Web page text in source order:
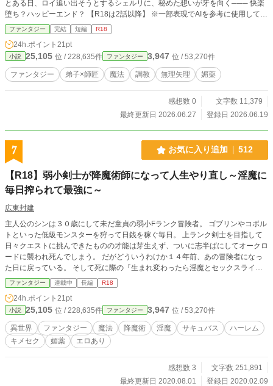
とある日、ロイ追い出そうとするシェルリに、秘めた想いが牙を向く─── 快楽
堕ち？ハッピーエンド？ 【R18は2話以降】 ※一部表現でAIを参考に使用してい
ます。キャラ設定・プロット・文章調整は全て作者が行っています。
ファンタジー 完結 短編 R18
24h.ポイント 21pt
小説 25,105 位 / 228,635件 ファンタジー 3,947 位 / 53,270件
ファンタジー 弟子×師匠 魔法 調教 無理矢理 媚薬
感想数 0
文字数 11,379
最終更新日 2026.06.27
登録日 2026.06.19
7 お気に入り追加 512
【R18】弱小剣士が降魔術師になって人生やり直し～淫魔に
毎日搾られて最強に～
広東封建
主人公のシンは３０歳にして未だ童貞の弱小Fランク冒険者。 ゴブリンやコボル
トといった低級モンスターを狩って日銭を稼ぐ毎日。 上ランク剣士を目指して
日々クエストに挑んできたものの才能は芽生えず、ついに志半ばにしてオークロ
ードに襲われ死んでしまう。 だがどういうわけか１４年前、あの冒険者になっ
た日に戻っている。 そして死に際の『生まれ変わったら淫魔とセックスライフ
を送りたい』という願いが神に届いたのか、シンは降魔術師として生まれ変わっ
た。 彼のユニークスキル【強欲】も相まって、淫魔を召喚しまくりセックスに
励んでレベルを上げるという夢のような第二の人生をシンは謳歌する。
ファンタジー 連載中 長編 R18
24h.ポイント 21pt
小説 25,105 位 / 228,635件 ファンタジー 3,947 位 / 53,270件
異世界 ファンタジー 魔法 降魔術 淫魔 サキュバス
ハーレム
キメセク
媚薬 エロあり
感想数 3
文字数 251,891
最終更新日 2020.08.01
登録日 2020.02.09